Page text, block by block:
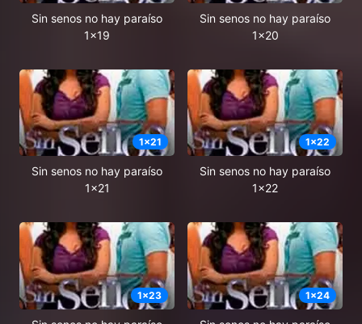
Sin senos no hay paraíso
1x19
Sin senos no hay paraíso
1x20
1x21
Sin senos no hay paraíso
1x21
1x22
Sin senos no hay paraíso
1x22
1x23 1x24